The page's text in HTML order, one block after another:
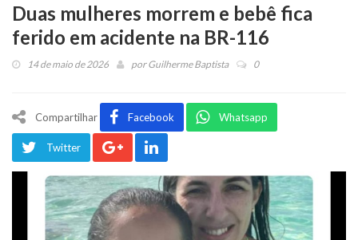
Duas mulheres morrem e bebê fica
ferido em acidente na BR-116
14 de maio de 2026 porGuilherme Baptista 0
Compartilhar Facebook Whatsapp
Twitter